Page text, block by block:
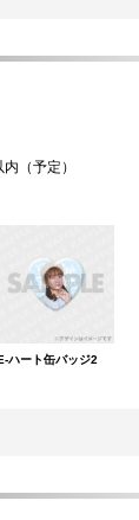
（予定）
ハート缶バッジ2